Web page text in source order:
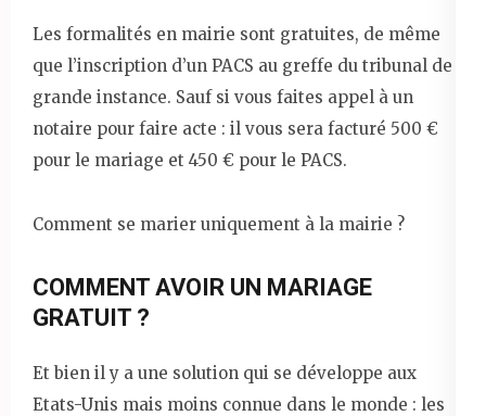
Les formalités en mairie sont gratuites, de même
que l’inscription d’un PACS au greffe du tribunal de
grande instance. Sauf si vous faites appel à un
notaire pour faire acte : il vous sera facturé 500 €
pour le mariage et 450 € pour le PACS.
Comment se marier uniquement à la mairie ?
COMMENT AVOIR UN MARIAGE
GRATUIT ?
Et bien il y a une solution qui se développe aux
Etats-Unis mais moins connue dans le monde : les